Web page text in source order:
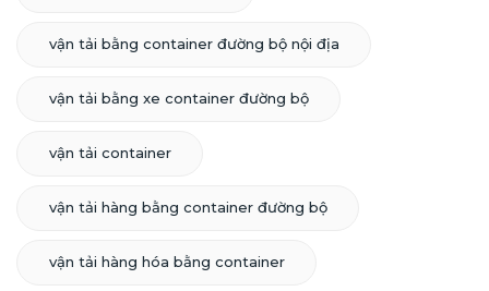
vận tải bằng container đường bộ nội địa
vận tải bằng xe container đường bộ
vận tải container
vận tải hàng bằng container đường bộ
vận tải hàng hóa bằng container